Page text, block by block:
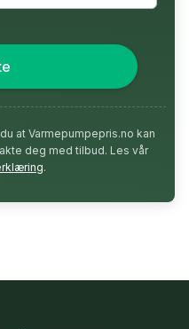
at Varmepumpepris.no kan
deg med tilbud. Les vår
.